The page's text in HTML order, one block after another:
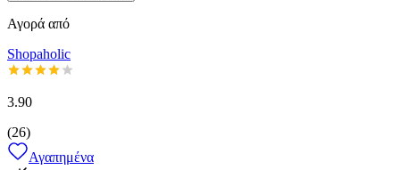
Αγορά από
Shopaholic
3.90
(26)
Αγαπημένα